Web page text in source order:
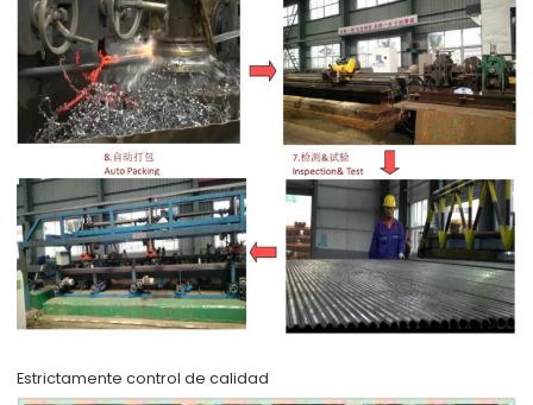
Estrictamente control de calidad